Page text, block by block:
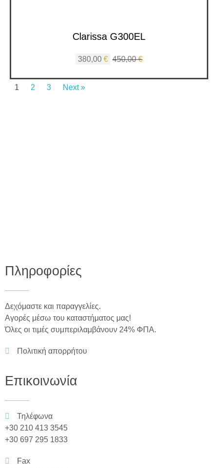
Clarissa G300EL
380,00 € 450,00€
1 2 3 Next »
Πληροφορίες
Δεχόμαστε και παραγγελίες.
Αγορές μέσω του καταστήματος μας!
Όλες οι τιμές συμπεριλαμβάνουν 24% ΦΠΑ.
Πολιτική απορρήτου
Επικοινωνία
Τηλέφωνα
+30 210 413 3545
+30 697 295 1833
Fax